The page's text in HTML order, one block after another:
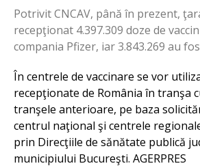
Potrivit CNCAV, până în prezent,
recepţionat 4.397.309 doze de
compania Pfizer, iar 3.843.269 au
În centrele de vaccinare se vor
recepţionate de România în tranşa
tranşele anterioare, pe baza
centrul naţional şi centrele
prin Direcţiile de sănătate publică
municipiului Bucureşti. AGERPRES